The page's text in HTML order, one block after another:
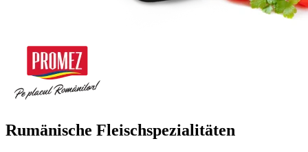
Rumänische Fleischspezialitäten